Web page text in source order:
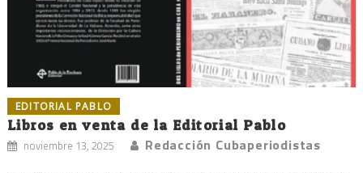
EDITORIAL PABLO
Libros en venta de la Editorial Pablo
noviembre 13, 2025 Redacción Cubaperiodistas